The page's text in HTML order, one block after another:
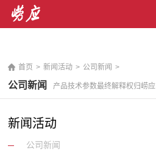
首页 > 新闻活动 > 公司新闻 >
公司新闻 产品技术参数最终解释权归崂应
新闻活动
公司新闻